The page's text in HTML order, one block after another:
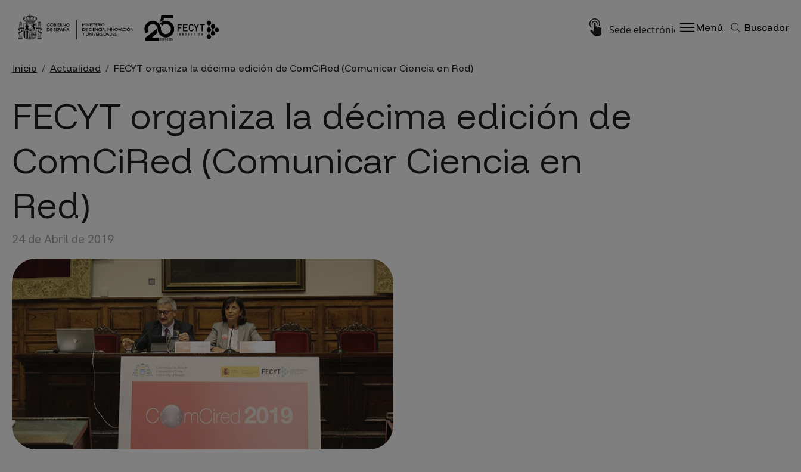
Menú
ImagenSede electrónica Buscador
Sobrescribir enlaces de ayuda a la navegación
Inicio Actualidad FECYT organiza la décima edición de ComCiRed (Comunicar Ciencia en Red)
24 de Abril de 2019
FECYT organiza la décima edición de
ComCiRed (Comunicar Ciencia en
Red)